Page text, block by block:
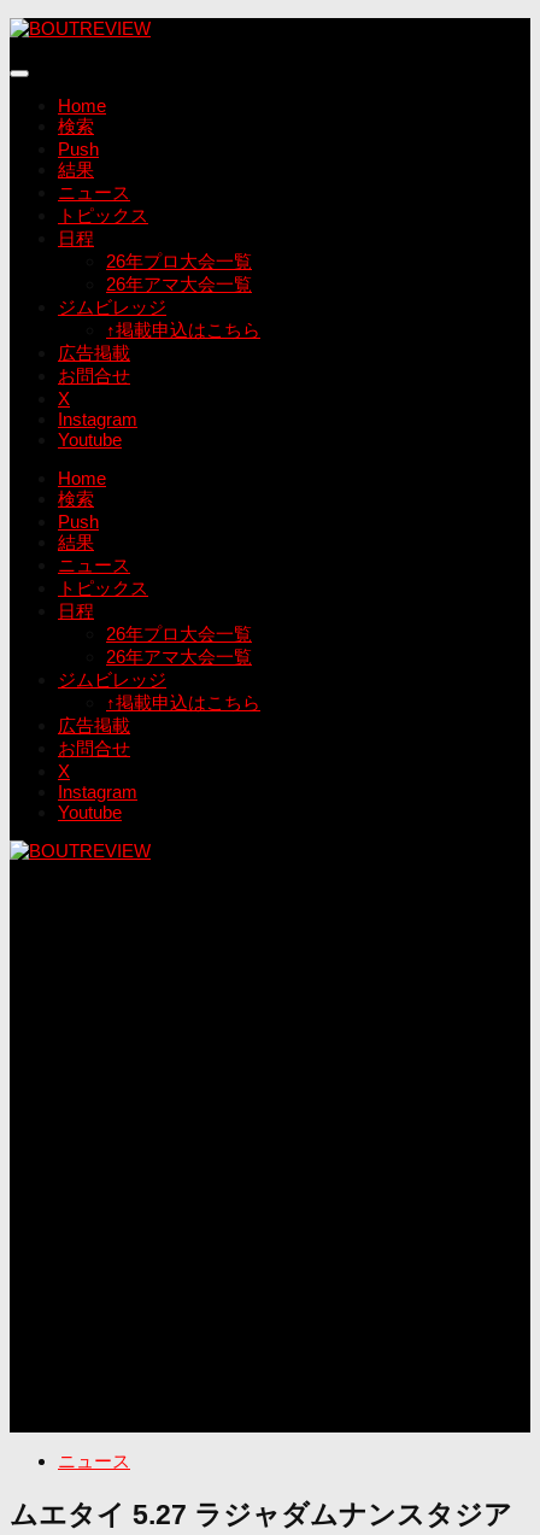
コ
テ
Home
検索
Push
結果
ニュース
トピックス
日程
26年プロ大会一覧
26年アマ大会一覧
ジムビレッジ
↑掲載申込はこちら
広告掲載
お問合せ
X
Instagram
Youtube
Home
検索
Push
結果
ニュース
トピックス
日程
26年プロ大会一覧
26年アマ大会一覧
ジムビレッジ
↑掲載申込はこちら
広告掲載
お問合せ
X
Instagram
Youtube
ニュース
ムエタイ 5.27 ラジャダムナンスタジア